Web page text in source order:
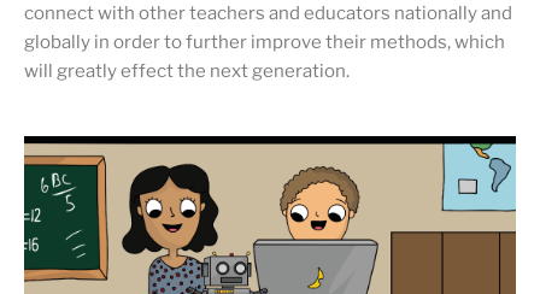
connect with other teachers and educators nationally and
globally in order to further improve their methods, which
will greatly effect the next generation.